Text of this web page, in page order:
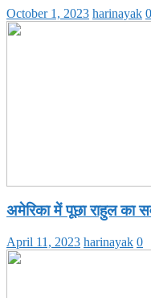
October 1, 2023 harinayak 0
अमेरिका में पूछा राहुल का
April 11, 2023 harinayak 0